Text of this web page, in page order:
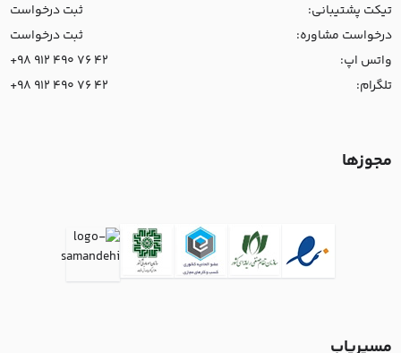
تیکت پشتیبانی:
ثبت درخواست
درخواست مشاوره:
ثبت درخواست
واتس اپ:
+98 912 490 76 42
تلگرام:
+98 912 490 76 42
مجوزها